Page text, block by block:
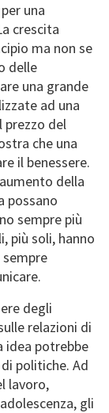
una
crescita
ma non se
delle
una grande
ad una
prezzo del
che una
il benessere.
della
possano
sempre più
più soli, hanno
degli
relazioni di
idea potrebbe
politiche. Ad
lavoro,
gli